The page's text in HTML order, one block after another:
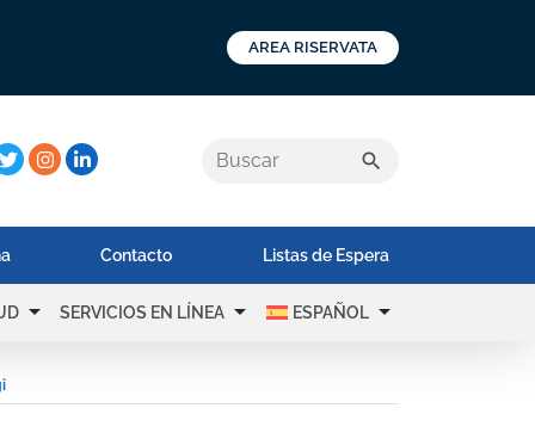
AREA RISERVATA
search
Contacto Listas de Espera
arrow_drop_down SERVICIOS EN LÍNEA arrow_drop_down ESPAÑOL arrow_drop_down